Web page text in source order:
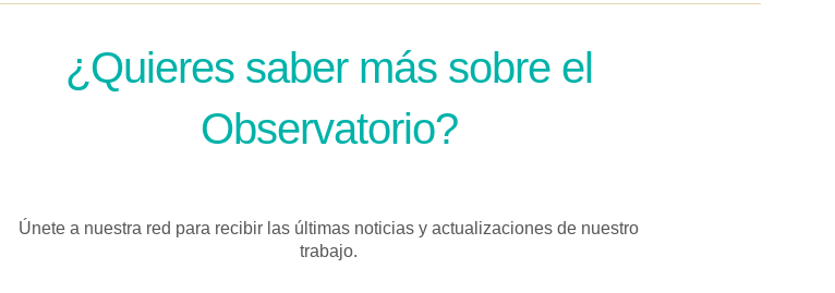
¿Quieres saber más sobre el
Observatorio?
Únete a nuestra red para recibir las últimas noticias y actualizaciones de nuestro
trabajo.